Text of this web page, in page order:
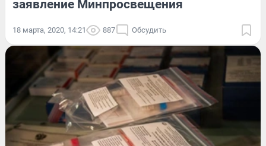
заявление Минпросвещения
18 марта, 2020, 14:21 887 Обсудить